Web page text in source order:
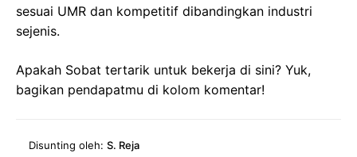
sesuai UMR dan kompetitif dibandingkan industri
sejenis.
Apakah Sobat tertarik untuk bekerja di sini? Yuk,
bagikan pendapatmu di kolom komentar!
Disunting oleh: S. Reja